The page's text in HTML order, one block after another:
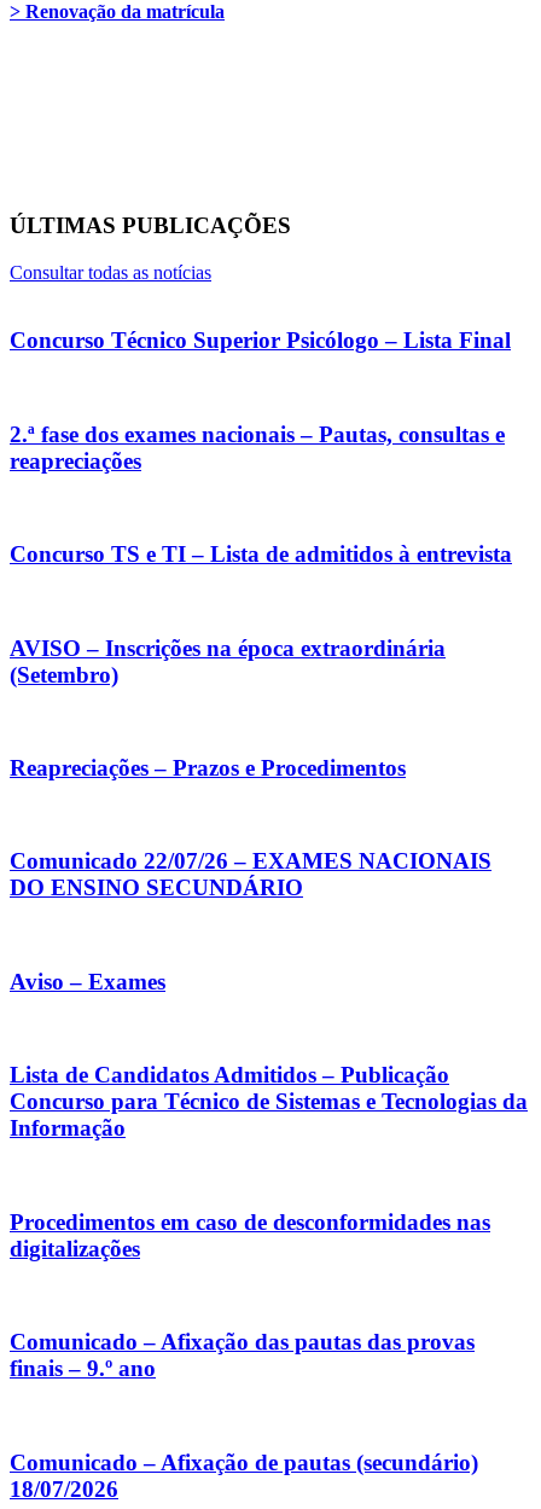
> Renovação da matrícula
ÚLTIMAS PUBLICAÇÕES
Consultar todas as notícias
Concurso Técnico Superior Psicólogo – Lista Final
2.ª fase dos exames nacionais – Pautas, consultas e
reapreciações
Concurso TS e TI – Lista de admitidos à entrevista
AVISO – Inscrições na época extraordinária
(Setembro)
Reapreciações – Prazos e Procedimentos
Comunicado 22/07/26 – EXAMES NACIONAIS
DO ENSINO SECUNDÁRIO
Aviso – Exames
Lista de Candidatos Admitidos – Publicação
Concurso para Técnico de Sistemas e Tecnologias da
Informação
Procedimentos em caso de desconformidades nas
digitalizações
Comunicado – Afixação das pautas das provas
finais – 9.º ano
Comunicado – Afixação de pautas (secundário)
18/07/2026